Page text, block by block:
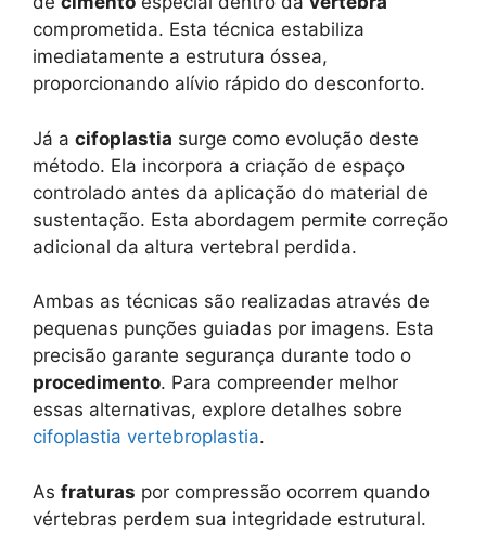
comprometida. Esta técnica estabiliza
imediatamente a estrutura óssea,
proporcionando alívio rápido do desconforto.
Já a cifoplastia surge como evolução deste
método. Ela incorpora a criação de espaço
controlado antes da aplicação do material de
sustentação. Esta abordagem permite correção
adicional da altura vertebral perdida.
Ambas as técnicas são realizadas através de
pequenas punções guiadas por imagens. Esta
precisão garante segurança durante todo o
procedimento. Para compreender melhor
essas alternativas, explore detalhes sobre
cifoplastia vertebroplastia.
As fraturas por compressão ocorrem quando
vértebras perdem sua integridade estrutural.